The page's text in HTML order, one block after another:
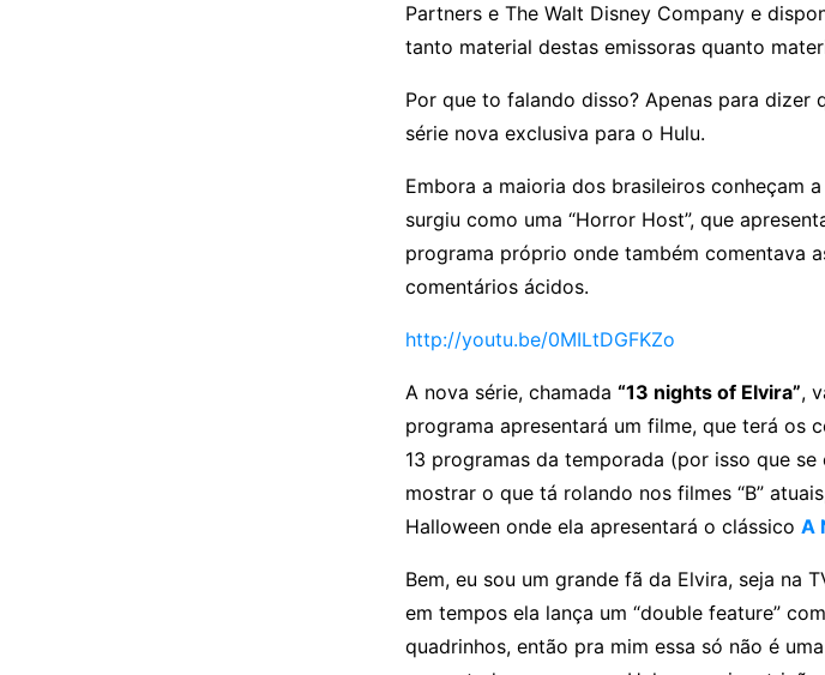
Partners e The Walt Disney Company e
tanto material destas emissoras quanto
Por que to falando disso? Apenas para dizer
série nova exclusiva para o Hulu.
Embora a maioria dos brasileiros conheçam
surgiu como uma “Horror Host”, que
programa próprio onde também comentava
comentários ácidos.
http://youtu.be/0MILtDGFKZo
A nova série, chamada “13 nights of Elvira”,
programa apresentará um filme, que terá os
13 programas da temporada (por isso que se
mostrar o que tá rolando nos filmes “B”
Halloween onde ela apresentará o clássico A
Bem, eu sou um grande fã da Elvira, seja na
em tempos ela lança um “double feature”
quadrinhos, então pra mim essa só não é